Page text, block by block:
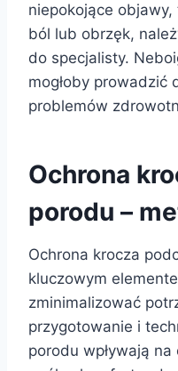
niepokojące objawy,
ból lub obrzęk,
do specjalisty.
mogłoby prowadzić
problemów
Ochrona
porodu –
Ochrona krocza
kluczowym
zminimalizować
przygotowanie i
porodu wpływają